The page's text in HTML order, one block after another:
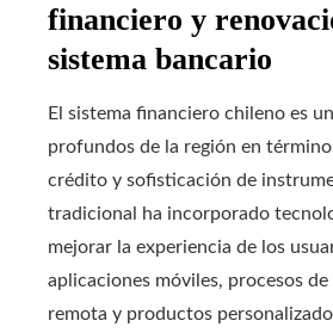
financiero y
sistema bancario
El sistema financiero chileno es
profundos de la región en
crédito y sofisticación de
tradicional ha incorporado
mejorar la experiencia de los
aplicaciones móviles, procesos
remota y productos